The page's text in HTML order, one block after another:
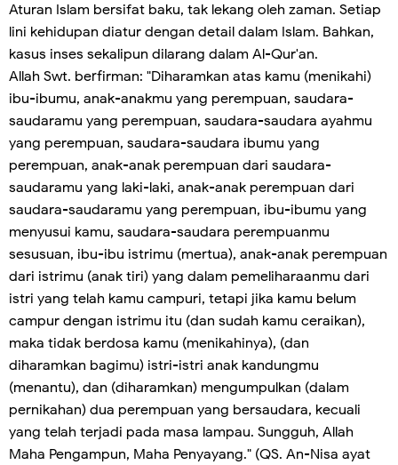
Aturan Islam bersifat baku, tak lekang oleh zaman. Setiap
lini kehidupan diatur dengan detail dalam Islam. Bahkan,
kasus inses sekalipun dilarang dalam Al-Qur'an.
Allah Swt. berfirman: "Diharamkan atas kamu (menikahi)
ibu-ibumu, anak-anakmu yang perempuan, saudara-
saudaramu yang perempuan, saudara-saudara ayahmu
yang perempuan, saudara-saudara ibumu yang
perempuan, anak-anak perempuan dari saudara-
saudaramu yang laki-laki, anak-anak perempuan dari
saudara-saudaramu yang perempuan, ibu-ibumu yang
menyusui kamu, saudara-saudara perempuanmu
sesusuan, ibu-ibu istrimu (mertua), anak-anak perempuan
dari istrimu (anak tiri) yang dalam pemeliharaanmu dari
istri yang telah kamu campuri, tetapi jika kamu belum
campur dengan istrimu itu (dan sudah kamu ceraikan),
maka tidak berdosa kamu (menikahinya), (dan
diharamkan bagimu) istri-istri anak kandungmu
(menantu), dan (diharamkan) mengumpulkan (dalam
pernikahan) dua perempuan yang bersaudara, kecuali
yang telah terjadi pada masa lampau. Sungguh, Allah
Maha Pengampun, Maha Penyayang." (QS. An-Nisa ayat